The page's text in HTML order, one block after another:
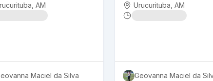
, AM
Maciel da Silva
Urucurituba , AM
Geovanna Maciel da